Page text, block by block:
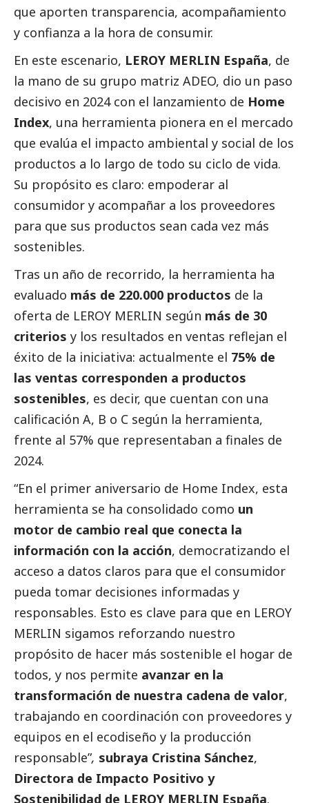
que aporten transparencia, acompañamiento
y confianza a la hora de consumir.
En este escenario, LEROY MERLIN España, de
la mano de su grupo matriz ADEO, dio un paso
decisivo en 2024 con el lanzamiento de Home
Index, una herramienta pionera en el mercado
que evalúa el impacto ambiental y social de los
productos a lo largo de todo su ciclo de vida.
Su propósito es claro: empoderar al
consumidor y acompañar a los proveedores
para que sus productos sean cada vez más
sostenibles.
Tras un año de recorrido, la herramienta ha
evaluado más de 220.000 productos de la
oferta de LEROY MERLIN según más de 30
criterios y los resultados en ventas reflejan el
éxito de la iniciativa: actualmente el 75% de
las ventas corresponden a productos
sostenibles, es decir, que cuentan con una
calificación A, B o C según la herramienta,
frente al 57% que representaban a finales de
2024.
“En el primer aniversario de Home Index, esta
herramienta se ha consolidado como un
motor de cambio real que conecta la
información con la acción, democratizando el
acceso a datos claros para que el consumidor
pueda tomar decisiones informadas y
responsables. Esto es clave para que en LEROY
MERLIN sigamos reforzando nuestro
propósito de hacer más sostenible el hogar de
todos, y nos permite avanzar en la
transformación de nuestra cadena de valor,
trabajando en coordinación con proveedores y
equipos en el ecodiseño y la producción
responsable”, subraya Cristina Sánchez,
Directora de Impacto Positivo y
Sostenibilidad de LEROY MERLIN España.